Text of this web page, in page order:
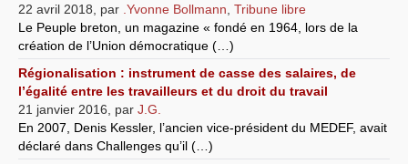
22 avril 2018
par .Yvonne Bollmann Tribune libre
Le Peuple breton, un magazine « fondé en 1964, lors de la
création de l’Union démocratique (…)
Régionalisation : instrument de casse des salaires, de
l’égalité entre les travailleurs et du droit du travail
21 janvier 2016
par J.G.
En 2007, Denis Kessler, l’ancien vice-président du MEDEF, avait
déclaré dans Challenges qu’il (…)